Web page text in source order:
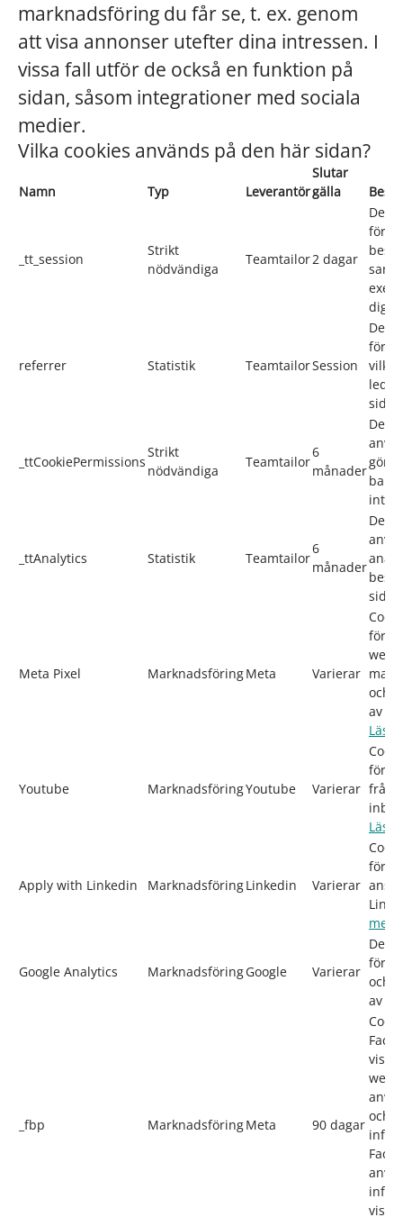
marknadsföring du får se, t. ex. genom
att visa annonser utefter dina intressen. I
vissa fall utför de också en funktion på
sidan, såsom integrationer med sociala
medier.
Vilka cookies används på den här sidan?
Namn Typ Leverantör
Slutar
gälla
_tt_session
Strikt
nödvändiga
Teamtailor2 dagar
för
dig
referrer Statistik TeamtailorSession
för
_ttCookiePermissions
Strikt
nödvändiga
Teamtailor
6
månader
Den
_ttAnalytics Statistik Teamtailor
6
månader
Den
Meta Pixel MarknadsföringMeta Varierar
för
och
av
Läs
Youtube MarknadsföringYoutube Varierar
för
från
Läs
Apply with Linkedin MarknadsföringLinkedin Varierar
för
mer
Google Analytics MarknadsföringGoogle Varierar
för
och
av
_fbp MarknadsföringMeta 90 dagar
och
visa